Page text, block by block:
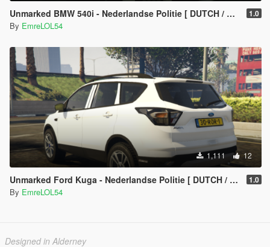
Unmarked BMW 540i - Nederlandse Politie [ DUTCH / NL ] 1.0
By EmreLOL54
1,111 12
Unmarked Ford Kuga - Nederlandse Politie [ DUTCH / NL ] 1.0
By EmreLOL54
Designed in Alderney